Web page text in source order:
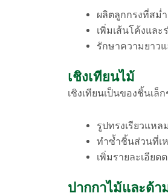
ผลิตลูกกรงที่สม่
เพิ่มเส้นโค้งและ
รักษาความยาว
เชิงเทียนไม้
เชิงเทียนเป็นของชิ้นเ
รูปทรงเรียวแห
ทำซ้ำชิ้นส่วนที่เ
เพิ่มรายละเอียด
ปากกาไม้และด้า